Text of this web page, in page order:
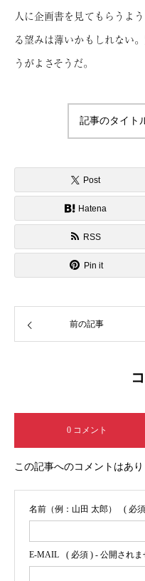
人に企画書を見てもらうよ
る望みは薄いかもしれない
うがよさそうだ。
記事のタイト
Post
Hatena
RSS
Pin it
前の記事
0 コメント
この記事へのコメントはあり
名前（例：山田 太郎） ( 必
E-MAIL ( 必須 ) - 公開されま